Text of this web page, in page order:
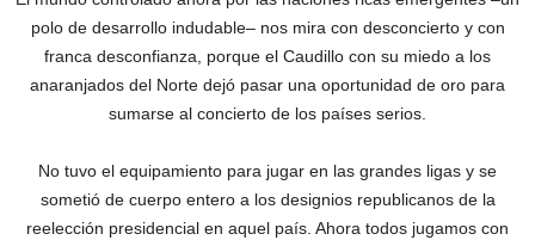
polo de desarrollo indudable– nos mira con desconcierto y con
franca desconfianza, porque el Caudillo con su miedo a los
anaranjados del Norte dejó pasar una oportunidad de oro para
sumarse al concierto de los países serios.
No tuvo el equipamiento para jugar en las grandes ligas y se
sometió de cuerpo entero a los designios republicanos de la
reelección presidencial en aquel país. Ahora todos jugamos con